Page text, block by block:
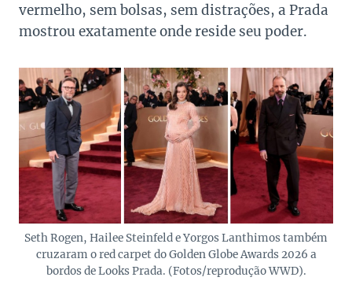
vermelho, sem bolsas, sem distrações, a Prada
mostrou exatamente onde reside seu poder.
Seth Rogen, Hailee Steinfeld e Yorgos Lanthimos também
cruzaram o red carpet do Golden Globe Awards 2026 a
bordos de Looks Prada. (Fotos/reprodução WWD).